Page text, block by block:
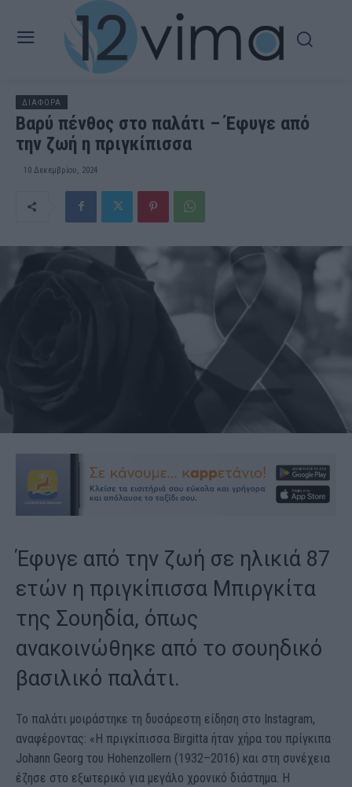
ΔΙΑΦΟΡΑ
Βαρύ πένθος στο παλάτι – Έφυγε από
την ζωή η πριγκίπισσα
10 Δεκεμβρίου, 2024
Έφυγε από την ζωή σε ηλικιά 87
ετών η πριγκίπισσα Μπιργκίτα
της Σουηδία, όπως
ανακοινώθηκε από το σουηδικό
βασιλικό παλάτι.
Το παλάτι μοιράστηκε τη δυσάρεστη είδηση στο Instagram,
αναφέροντας: «Η πριγκίπισσα Birgitta ήταν χήρα του πρίγκιπα
Johann Georg του Hohenzollern (1932–2016) και στη συνέχεια
έζησε στο εξωτερικό για μεγάλο χρονικό διάστημα. Η